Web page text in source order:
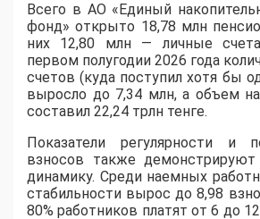
Всего в АО «Единый
фонд» открыто 18,78 млн
них 12,80 млн — личные
первом полугодии 2026 года
счетов (куда поступил хотя бы
выросло до 7,34 млн, а объем
составил 22,24 трлн тенге.
Показатели регулярности и
взносов также
динамику. Среди наемных
стабильности вырос до 8,98
80% работников платят от 6 до